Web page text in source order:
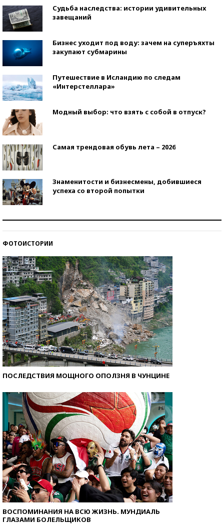
Судьба наследства: истории удивительных
завещаний
Бизнес уходит под воду: зачем на суперъяхты
закупают субмарины
Путешествие в Исландию по следам
«Интерстеллара»
Модный выбор: что взять с собой в отпуск?
Самая трендовая обувь лета – 2026
Знаменитости и бизнесмены, добившиеся
успеха со второй попытки
ФОТОИСТОРИИ
ПОСЛЕДСТВИЯ МОЩНОГО ОПОЛЗНЯ В ЧУНЦИНЕ
ВОСПОМИНАНИЯ НА ВСЮ ЖИЗНЬ. МУНДИАЛЬ
ГЛАЗАМИ БОЛЕЛЬЩИКОВ